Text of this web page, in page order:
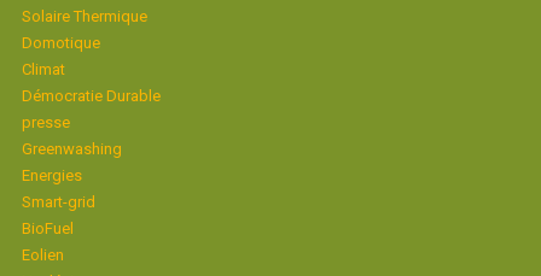
Solaire Thermique
Domotique
Climat
Démocratie Durable
presse
Greenwashing
Energies
Smart-grid
BioFuel
Eolien